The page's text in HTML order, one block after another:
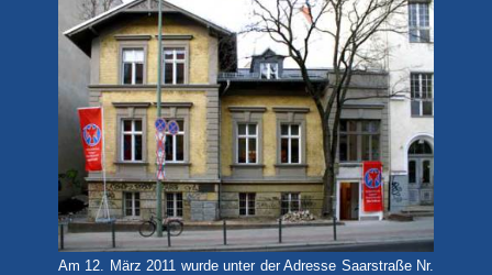
Am 12. März 2011 wurde unter der Adresse Saarstraße Nr.